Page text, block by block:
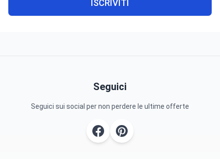
ISCRIVITI
Seguici
Seguici sui social per non perdere le ultime offerte